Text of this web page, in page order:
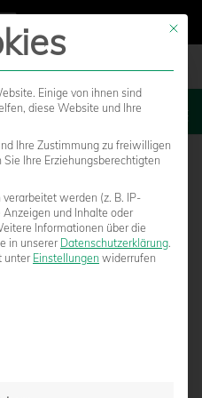
WIRD G
Mit
Einige von ihnen sind
diese Website und Ihre
Ihre Zustimmung zu freiwilligen
Ihre Erziehungsberechtigten
werden (z. B. IP-
und Inhalte oder
Informationen über die
in unserer Datenschutzerklärung.
unter Einstellungen widerrufen
Gruppen, für die eine